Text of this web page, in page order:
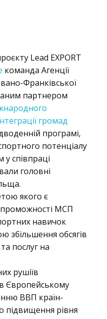
Lead EXPORT
команда Агенції
Франківської
партнером
громад
програмі,
потенціалу
у співпраці
головні
якого є
МСП
навичок
збільшення обсягів
послуг на
рушіїв
Європейському
ВВП країн-
підвищення рівня